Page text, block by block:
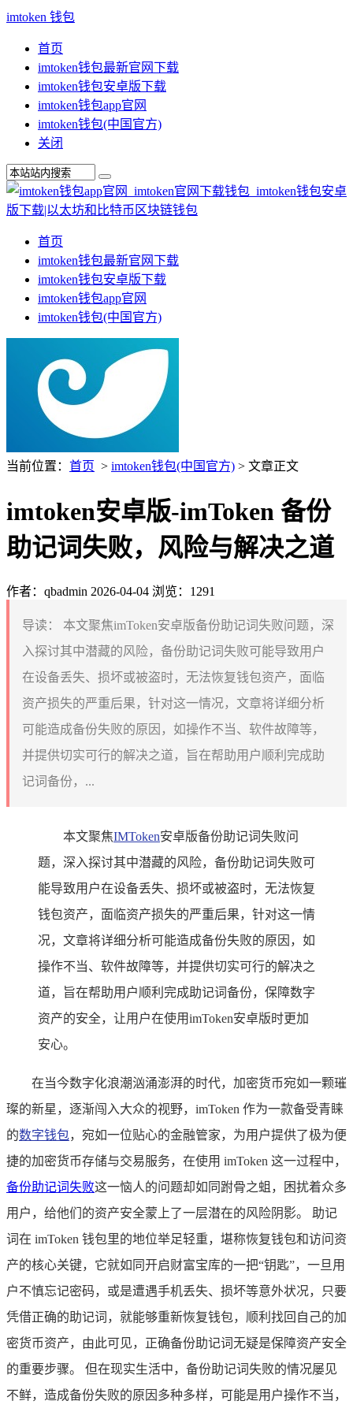
imtoken 钱包
首页
imtoken钱包最新官网下载
imtoken钱包安卓版下载
imtoken钱包app官网
imtoken钱包(中国官方)
关闭
首页
imtoken钱包最新官网下载
imtoken钱包安卓版下载
imtoken钱包app官网
imtoken钱包(中国官方)
当前位置： 首页 > imtoken钱包(中国官方) > 文章正文
imtoken安卓版-imToken 备份
助记词失败，风险与解决之道
作者：qbadmin 2026-04-04 浏览：1291
导读：
本文聚焦imToken安卓版备份助记词失败问题，深
入探讨其中潜藏的风险，备份助记词失败可能导致用户
在设备丢失、损坏或被盗时，无法恢复钱包资产，面临
资产损失的严重后果，针对这一情况，文章将详细分析
可能造成备份失败的原因，如操作不当、软件故障等，
并提供切实可行的解决之道，旨在帮助用户顺利完成助
记词备份，...
本文聚焦IMToken安卓版备份助记词失败问
题，深入探讨其中潜藏的风险，备份助记词失败可
能导致用户在设备丢失、损坏或被盗时，无法恢复
钱包资产，面临资产损失的严重后果，针对这一情
况，文章将详细分析可能造成备份失败的原因，如
操作不当、软件故障等，并提供切实可行的解决之
道，旨在帮助用户顺利完成助记词备份，保障数字
资产的安全，让用户在使用imToken安卓版时更加
安心。
在当今数字化浪潮汹涌澎湃的时代，加密货币宛如一颗璀
璨的新星，逐渐闯入大众的视野，imToken 作为一款备受青睐
的数字钱包，宛如一位贴心的金融管家，为用户提供了极为便
捷的加密货币存储与交易服务，在使用 imToken 这一过程中，
备份助记词失败这一恼人的问题却如同跗骨之蛆，困扰着众多
用户，给他们的资产安全蒙上了一层潜在的风险阴影。 助记
词在 imToken 钱包里的地位举足轻重，堪称恢复钱包和访问资
产的核心关键，它就如同开启财富宝库的一把“钥匙”，一旦用
户不慎忘记密码，或是遭遇手机丢失、损坏等意外状况，只要
凭借正确的助记词，就能够重新恢复钱包，顺利找回自己的加
密货币资产，由此可见，正确备份助记词无疑是保障资产安全
的重要步骤。 但在现实生活中，备份助记词失败的情况屡见
不鲜，造成备份失败的原因多种多样，可能是用户操作不当，